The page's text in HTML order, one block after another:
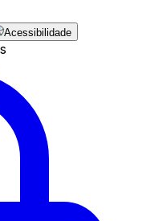
Acessibilidade